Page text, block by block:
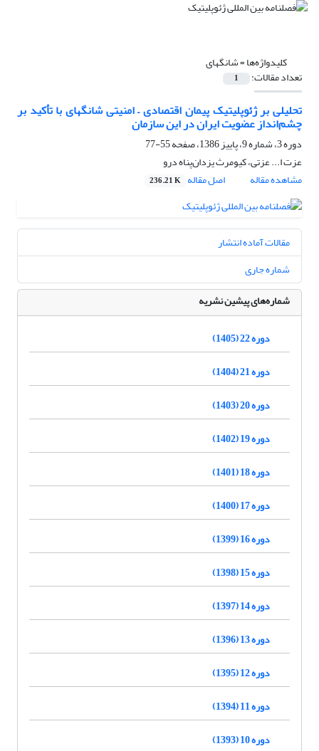
کلیدواژه‌ها =شانگهای
تعداد مقالات: 1
تحلیلی بر ژئوپلیتیک پیمان اقتصادی – امنیتی شانگهای با تأکید بر
چشم‌انداز عضویت ایران در این سازمان
دوره 3، شماره 9، پاییز 1386، صفحه
55-77
عزت ا... عزتی، کیومرث یزدان‌پناه درو
مشاهده مقاله
اصل مقاله 236.21 K
مقالات آماده انتشار
شماره جاری
شماره‌های پیشین نشریه
دوره 22 (1405)
دوره 21 (1404)
دوره 20 (1403)
دوره 19 (1402)
دوره 18 (1401)
دوره 17 (1400)
دوره 16 (1399)
دوره 15 (1398)
دوره 14 (1397)
دوره 13 (1396)
دوره 12 (1395)
دوره 11 (1394)
دوره 10 (1393)